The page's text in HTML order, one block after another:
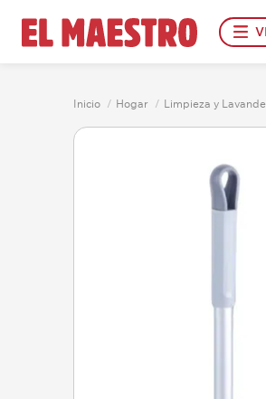
Inicio / Hogar / Limpieza y